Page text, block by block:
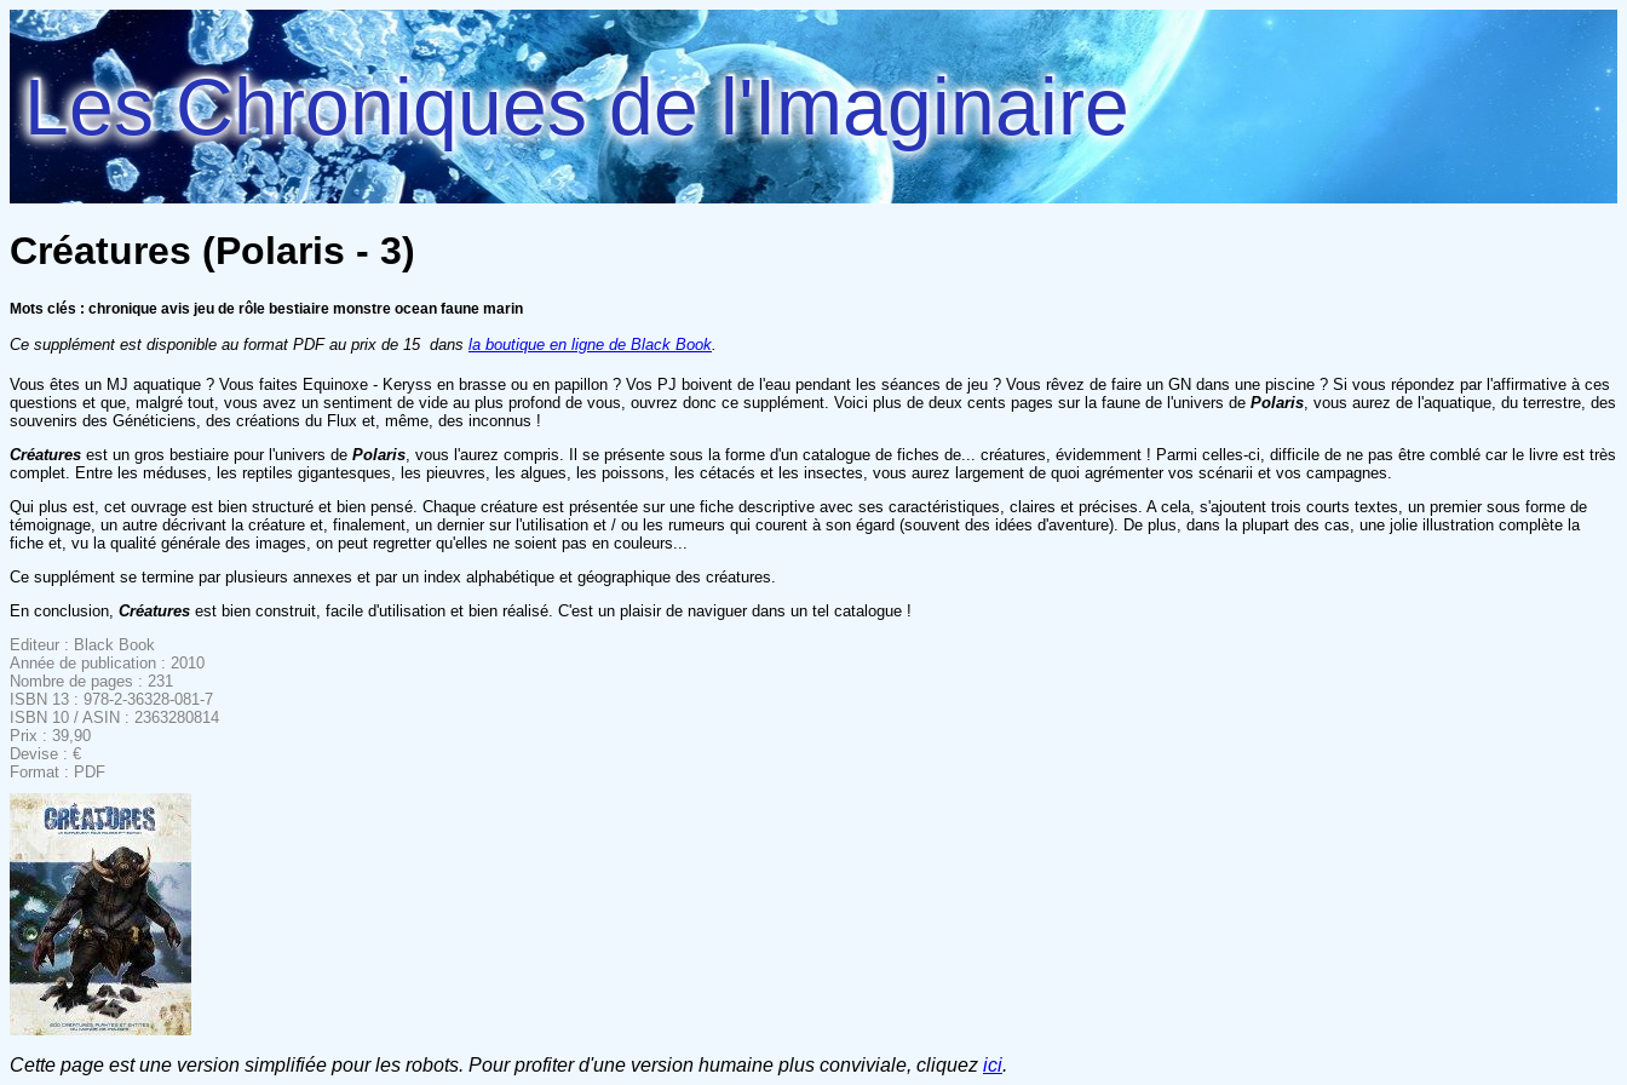
Les Chroniques de l'Imaginaire
Créatures (Polaris - 3)
Mots clés : chronique avis jeu de rôle bestiaire monstre ocean faune marin
Ce supplément est disponible au format PDF au prix de 15  dans la boutique en ligne de Black Book
Vous êtes un MJ aquatique ? Vous faites Equinoxe - Keryss en brasse ou en papillon ? Vos PJ boivent de l'eau pendant les séances de jeu ? Vous rêvez de faire un GN dans une piscine ? Si vous répondez par l'affirmative à ces
questions et que, malgré tout, vous avez un sentiment de vide au plus profond de vous, ouvrez donc ce supplément. Voici plus de deux cents pages sur la faune de l'univers de Polaris , vous aurez de l'aquatique, du terrestre, des
souvenirs des Généticiens, des créations du Flux et, même, des inconnus !
Créatures est un gros bestiaire pour l'univers de Polaris , vous l'aurez compris. Il se présente sous la forme d'un catalogue de fiches de... créatures, évidemment ! Parmi celles-ci, difficile de ne pas être comblé car le livre est très
complet. Entre les méduses, les reptiles gigantesques, les pieuvres, les algues, les poissons, les cétacés et les insectes, vous aurez largement de quoi agrémenter vos scénarii et vos campagnes.
Qui plus est, cet ouvrage est bien structuré et bien pensé. Chaque créature est présentée sur une fiche descriptive avec ses caractéristiques, claires et précises. A cela, s'ajoutent trois courts textes, un premier sous forme de
témoignage, un autre décrivant la créature et, finalement, un dernier sur l'utilisation et / ou les rumeurs qui courent à son égard (souvent des idées d'aventure). De plus, dans la plupart des cas, une jolie illustration complète la
fiche et, vu la qualité générale des images, on peut regretter qu'elles ne soient pas en couleurs...
Ce supplément se termine par plusieurs annexes et par un index alphabétique et géographique des créatures.
En conclusion, Créatures est bien construit, facile d'utilisation et bien réalisé. C'est un plaisir de naviguer dans un tel catalogue !
Editeur : Black Book
Année de publication : 2010
Nombre de pages : 231
ISBN 13 : 978-2-36328-081-7
ISBN 10 / ASIN : 2363280814
Prix : 39,90
Devise : €
Format : PDF
Cette page est une version simplifiée pour les robots. Pour profiter d'une version humaine plus conviviale, cliquez ici.